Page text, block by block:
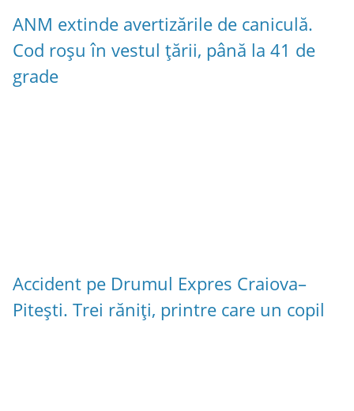
ANM extinde avertizările de caniculă.
Cod roșu în vestul țării, până la 41 de
grade
Accident pe Drumul Expres Craiova–
Pitești. Trei răniți, printre care un copil